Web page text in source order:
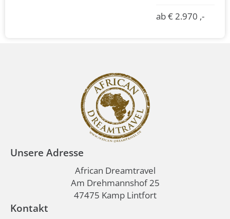
ab € 2.970 ,-
Unsere Adresse
African Dreamtravel
Am Drehmannshof 25
47475 Kamp Lintfort
Kontakt